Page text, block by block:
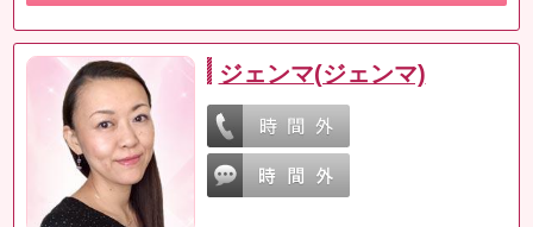
ジェンマ(ジェンマ)